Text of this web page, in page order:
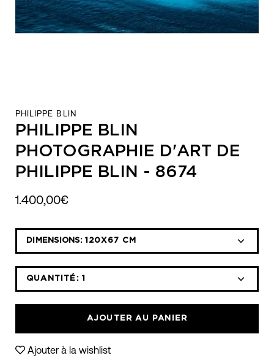
PHILIPPE BLIN
PHILIPPE BLIN
PHOTOGRAPHIE D'ART DE
PHILIPPE BLIN - 8674
1.400,00€
DIMENSIONS: 120X67 CM
Sélectionnez
la
liste
déroulante
des
QUANTITÉ: 1
AJOUTER AU PANIER
Ajouter à la wishlist